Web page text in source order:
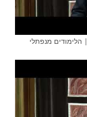
הלימודים מנפתלי